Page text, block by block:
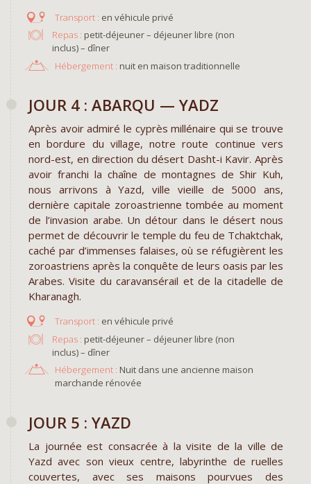
en véhicule privé
Repas : petit-déjeuner – déjeuner libre (non
inclus) – dîner
Hébergement : nuit en maison traditionnelle
JOUR 4 : ABARQU — YADZ
Après avoir admiré le cyprès millénaire qui se trouve
en bordure du village, notre route continue vers
nord-est, en direction du désert Dasht-i Kavir. Après
avoir franchi la chaîne de montagnes de Shir Kuh,
nous arrivons à Yazd, ville vieille de 5000 ans,
dernière capitale zoroastrienne tombée au moment
de l’invasion arabe. Un détour dans le désert nous
permet de découvrir le temple du feu de Tchaktchak,
caché par d’immenses falaises, où se réfugièrent les
zoroastriens après la conquête de leurs oasis par les
Arabes. Visite du caravansérail et de la citadelle de
Kharanagh.
en véhicule privé
Repas : petit-déjeuner – déjeuner libre (non
inclus) – dîner
Hébergement : Nuit dans une ancienne maison
marchande rénovée
JOUR 5 : YAZD
La journée est consacrée à la visite de la ville de
Yazd avec son vieux centre, labyrinthe de ruelles
couvertes, avec ses maisons pourvues des